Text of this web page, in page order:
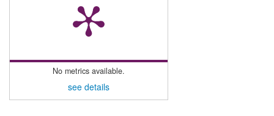
No metrics available.
see details